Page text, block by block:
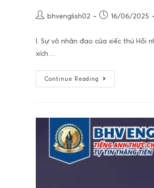
bhvenglish02 16/06/2025
I. Sự vô nhân đạo của xiếc thú
xích…
Continue Reading